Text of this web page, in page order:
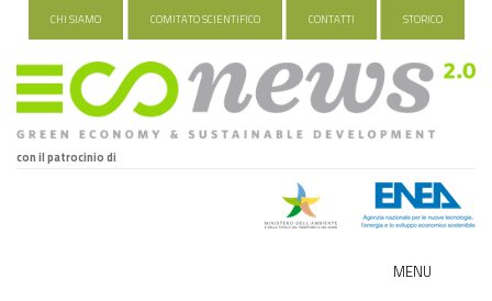
CHI SIAMO COMITATO SCIENTIFICO CONTATTI STORICO
con il patrocinio di
MENU